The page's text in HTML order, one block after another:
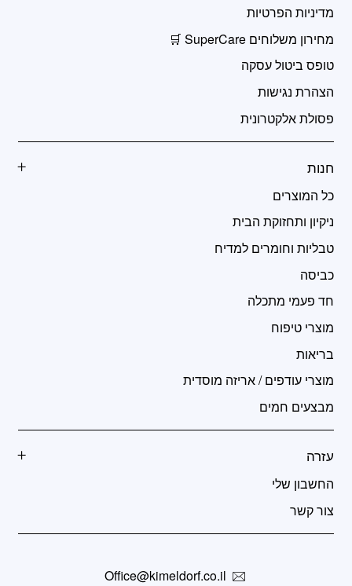
מדיניות הפרטיות
מחירון משלוחים SuperCare 🛒
טופס ביטול עסקה
הצהרת נגישות
פסולת אלקטרונית
חנות
כל המוצרים
ניקיון ותחזוקת הבית
טבליות וחומרים למדיח
כביסה
חד פעמי מתכלה
מוצרי טיפוח
בריאות
מוצרי עודפים / אריזה מוסדית
מבצעים חמים
עזרה
החשבון שלי
צור קשר
Office@kimeldorf.co.il